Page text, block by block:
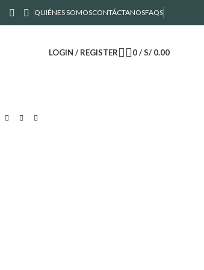
QUIÉNES SOMOSCONTÁCTANOSFAQS
LOGIN / REGISTER 0/ S/0.00